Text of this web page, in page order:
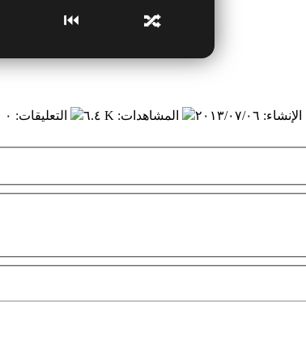
🔀
⏮
الإنشاء: ٢٠١٣/٠٧/٠٦ المشاهدات: ٦.٤ K التعليقات: ٠